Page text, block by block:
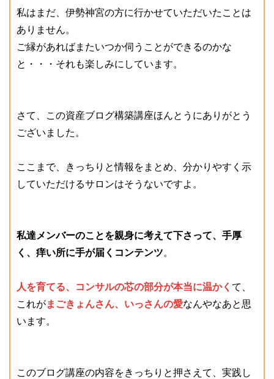
私はまだ、伊勢神宮の方に行かせていただいたことは
ありません。
ご縁があればまたいつか伺うことができるのかな
と・・・それも楽しみにしています。
さて、この資産ブログ構築講座ほんとうにありがとう
ございました。
ここまで、きっちりと情報をまとめ、分かりやすく示
していただけるサロンはそうないですよ。
私達メンバーのことを親身に考えて下さって、手厚
く、痒い所に手が届くコンテンツ。
人を育てる、コンサルの芯の部分が本当に温かく て、
これがまごきょんさん、いっさんの愛なんやなあと思
います。
このブログ講座の内容をきっちりと押さえて、実践し